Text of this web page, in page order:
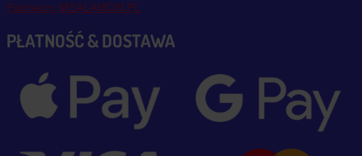
Partnerzy MSALAMON.PL
PŁATNOŚĆ & DOSTAWA